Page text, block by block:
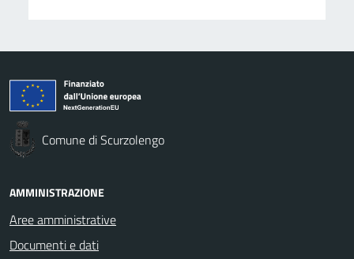
Comune di Scurzolengo
AMMINISTRAZIONE
Aree amministrative
Documenti e dati